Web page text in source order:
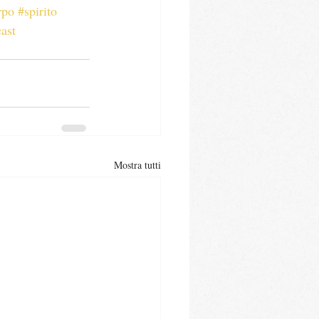
#spirito
Mostra tutti